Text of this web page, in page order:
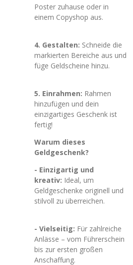
Poster zuhause oder in
einem Copyshop aus.
4. Gestalten: Schneide die
markierten Bereiche aus und
füge Geldscheine hinzu.
5. Einrahmen: Rahmen
hinzufügen und dein
einzigartiges Geschenk ist
fertig!
Warum dieses
Geldgeschenk?
- Einzigartig und
kreativ: Ideal, um
Geldgeschenke originell und
stilvoll zu überreichen.
- Vielseitig: Für zahlreiche
Anlässe – vom Führerschein
bis zur ersten großen
Anschaffung.